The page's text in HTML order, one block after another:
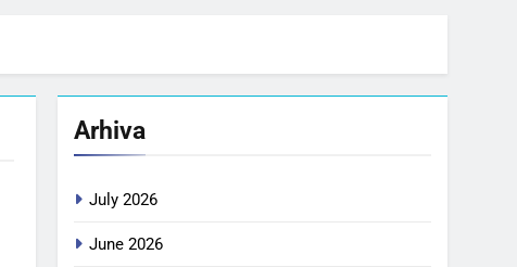
Arhiva
July 2026
June 2026